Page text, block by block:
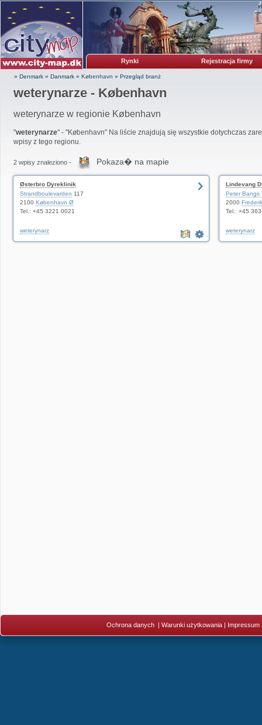
Rynki Rejestracja firmy
» Denmark » Danmark » København » Przegląd branż
weterynarze - København
weterynarze w regionie København
"weterynarze" - "København" Na liście znajdują się wszystkie dotychczas
wpisy z tego regionu.
2 wpisy znaleziono - Pokaza� na mapie
Østerbro Dyreklinik
Strandboulevarden 117
2100 København Ø
Tel.: +45 3221 0021
weterynarz
Lindevang
Peter Bangs
2000
Tel.: +45
weterynarz
Ochrona danych | Warunki użytkowania | Impressum